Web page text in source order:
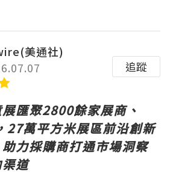
美通社)
追蹤
匯聚2800餘家展商、
27萬平方米展區前沿創新
力採購商打通市場洞察
道